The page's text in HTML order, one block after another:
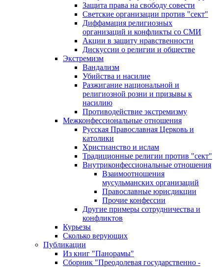
Защита права на свободу совести
Светские организации против "сект"
Диффамация религиозных
организаций и конфликты со СМИ
Акции в защиту нравственности
Дискуссии о религии и обществе
Экстремизм
Вандализм
Убийства и насилие
Разжигание национальной и
религиозной розни и призывы к
насилию
Противодействие экстремизму
Межконфессиональные отношения
Русская Православная Церковь и
католики
Христианство и ислам
Традиционные религии против "сект"
Внутриконфессиональные отношения
Взаимоотношения
мусульманских организаций
Православные юрисдикции
Прочие конфессии
Другие примеры сотрудничества и
конфликтов
Курьезы
Сколько верующих
Публикации
Из книг "Панорамы"
Сборник "Преодолевая государственно -